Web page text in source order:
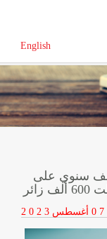
English
سنوي على
الإطلاق في عدد الزوار الإمارة استقبلت 600 ألف زائر
2 0 2 3 0 7